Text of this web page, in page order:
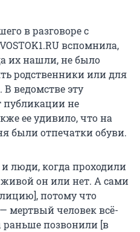
в разговоре с
вспомнила,
их нашли, не было
родственники или для
ведомстве эту
не
ее удивило, что на
были отпечатки обуви.
люди, когда проходили
он или нет. А сами
потому что
мертвый человек всё-
позвонили [в